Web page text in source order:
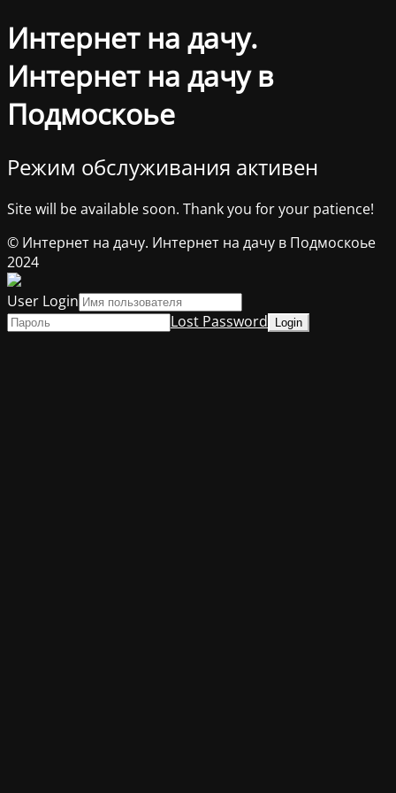
Интернет на дачу.
Интернет на дачу в
Подмоскоье
Режим обслуживания активен
Site will be available soon. Thank you for your patience!
© Интернет на дачу. Интернет на дачу в Подмоскоье
2024
User Login
Lost Password